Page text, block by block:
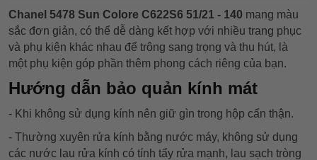
Chanel 5478 Sun Colore C622S6 51/21 - 140 mang màu
sắc đơn giản, có thể dễ dàng kết hợp với nhiều trang phục
và phụ kiện khác nhau để trông sang trọng và thu hút, là
một phụ kiện góp phần thêm phong cách riêng của bạn.
Hướng dẫn bảo quản kính mát
- Khi không sử dụng kính nên giữ gìn trong hộp cẩn thận.
- Thường xuyên rửa kính bằng nước máy, không sử dụng
các nước lau rửa kính có tính tẩy rửa mạnh, lau sạch tròng